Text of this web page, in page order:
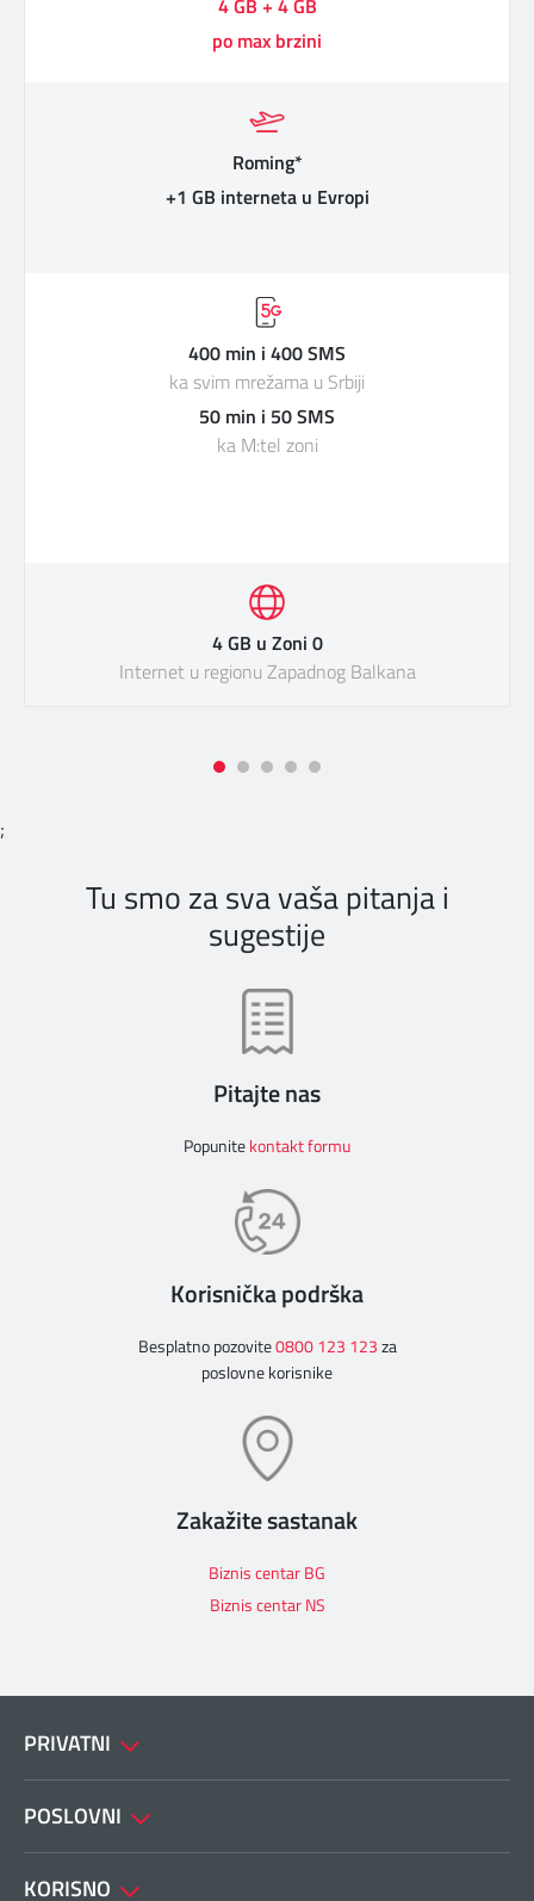
4 GB + 4 GB
po max brzini
Roming*
+1 GB interneta u Evropi
400 min i 400 SMS
ka svim mrežama u Srbiji
50 min i 50 SMS
ka M:tel zoni
4 GB u Zoni 0
Internet u regionu Zapadnog Balkana
;
Tu smo za sva vaša pitanja i
sugestije
Pitajte nas
Popunitekontakt formu
Korisnička podrška
Besplatno pozovite0800 123 123za
poslovne korisnike
Zakažite sastanak
Biznis centar BG
Biznis centar NS
PRIVATNI
POSLOVNI
KORISNO